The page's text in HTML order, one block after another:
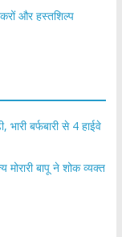
और हस्तशिल्प
बर्फबारी से 4 हाईवे
बापू ने शोक व्यक्त